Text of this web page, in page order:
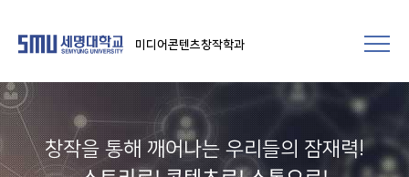
미디어콘텐츠창작학과
창작을 통해 깨어나는 우리들의 잠재력!​